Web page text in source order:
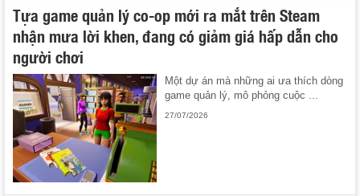
Tựa game quản lý co-op mới ra mắt trên Steam
nhận mưa lời khen, đang có giảm giá hấp dẫn cho
người chơi
Một dự án mà những ai ưa thích dòng
game quản lý, mô phỏng cuộc ...
27/07/2026